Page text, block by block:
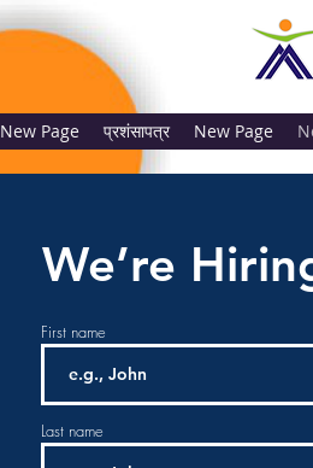
New Page प्रशंसापत्र New Page
We’re
First name
Last name